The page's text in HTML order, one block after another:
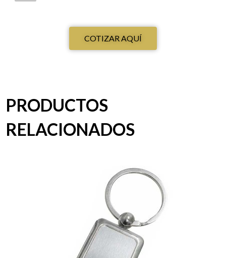
COTIZAR AQUÍ
PRODUCTOS
RELACIONADOS